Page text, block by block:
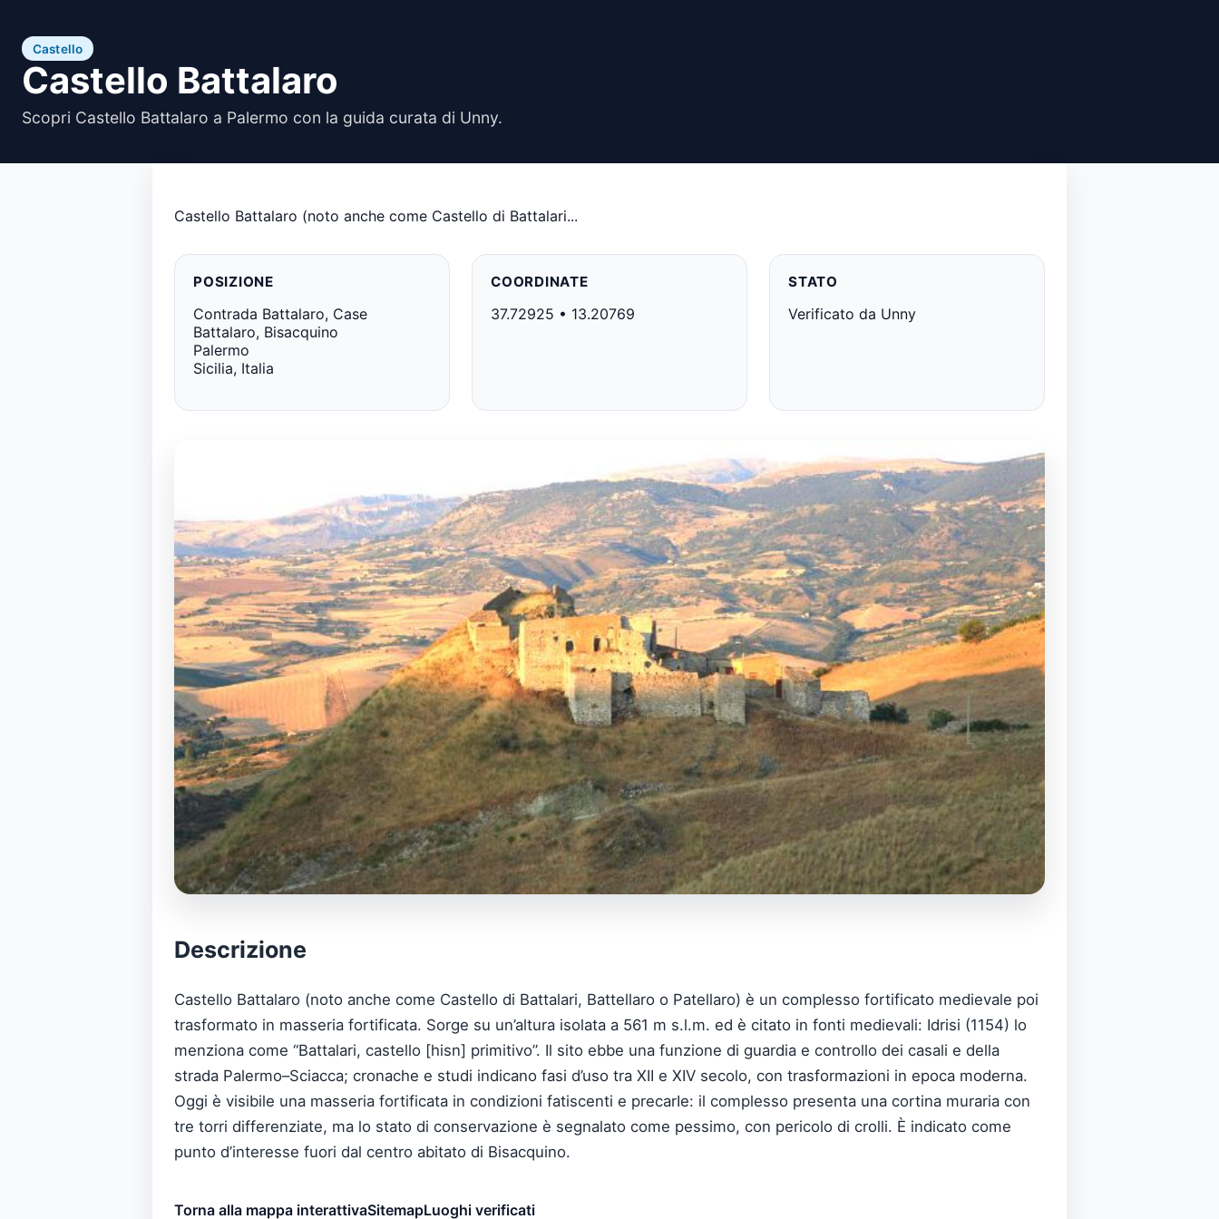
Castello
Castello Battalaro
Scopri Castello Battalaro a Palermo con la guida curata di Unny.
Castello Battalaro (noto anche come Castello di Battalari...
POSIZIONE
Contrada Battalaro, Case
Battalaro, Bisacquino
Palermo
Sicilia, Italia
COORDINATE
37.72925 • 13.20769
STATO
Verificato da Unny
Descrizione
Castello Battalaro (noto anche come Castello di Battalari, Battellaro o Patellaro) è un complesso fortificato medievale poi
trasformato in masseria fortificata. Sorge su un’altura isolata a 561 m s.l.m. ed è citato in fonti medievali: Idrisi (1154) lo
menziona come “Battalari, castello [hisn] primitivo”. Il sito ebbe una funzione di guardia e controllo dei casali e della
strada Palermo–Sciacca; cronache e studi indicano fasi d’uso tra XII e XIV secolo, con trasformazioni in epoca moderna.
Oggi è visibile una masseria fortificata in condizioni fatiscenti e precarIe: il complesso presenta una cortina muraria con
tre torri differenziate, ma lo stato di conservazione è segnalato come pessimo, con pericolo di crolli. È indicato come
punto d’interesse fuori dal centro abitato di Bisacquino.
Torna alla mappa interattivaSitemapLuoghi verificati